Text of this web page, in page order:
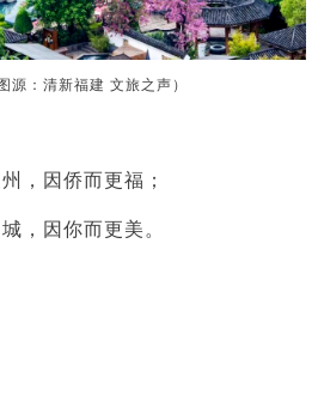
源：清新福建 文旅之声）
，因侨而更福；
，因你而更美。